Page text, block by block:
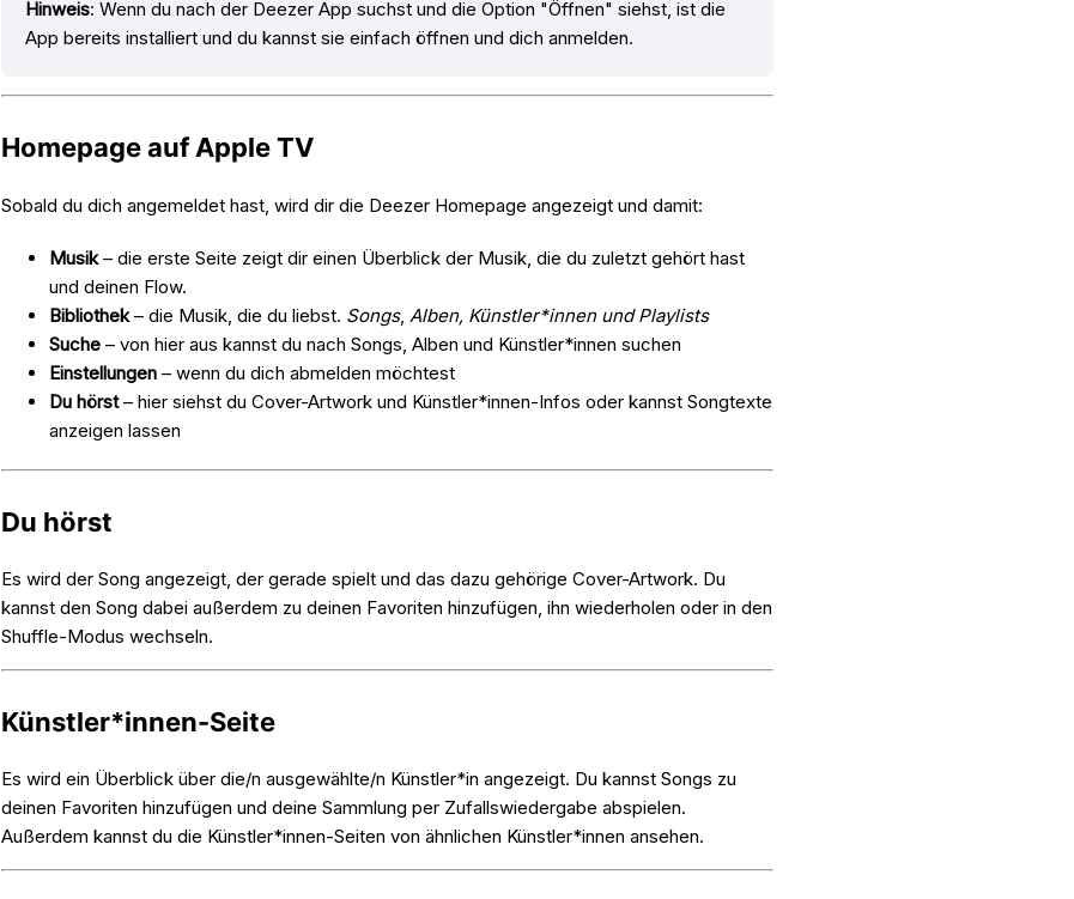
Hinweis: Wenn du nach der Deezer App suchst und die Option "Öffnen" siehst, ist die
App bereits installiert und du kannst sie einfach öffnen und dich anmelden.
Homepage auf Apple TV
Sobald du dich angemeldet hast, wird dir die Deezer Homepage angezeigt und damit:
Musik– die erste Seite zeigt dir einen Überblick der Musik, die du zuletzt gehört hast
und deinen Flow.
Bibliothek– die Musik, die du liebst. Songs, Alben, Künstler*innen und Playlists
Suche– von hier aus kannst du nach Songs, Alben und Künstler*innen suchen
Einstellungen– wenn du dich abmelden möchtest
Du hörst– hier siehst du Cover-Artwork und Künstler*innen-Infos oder kannst Songtexte
anzeigen lassen
Du hörst
Es wird der Song angezeigt, der gerade spielt und das dazu gehörige Cover-Artwork. Du
kannst den Song dabei außerdem zu deinen Favoriten hinzufügen, ihn wiederholen oder in den
Shuffle-Modus wechseln.
Künstler*innen-Seite
Es wird ein Überblick über die/n ausgewählte/n Künstler*in angezeigt. Du kannst Songs zu
deinen Favoriten hinzufügen und deine Sammlung per Zufallswiedergabe abspielen.
Außerdem kannst du die Künstler*innen-Seiten von ähnlichen Künstler*innen ansehen.